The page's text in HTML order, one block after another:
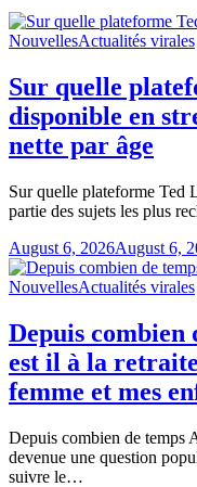
NouvellesActualités virales
Sur quelle
disponible en
nette par âge
Sur quelle plateforme Ted
partie des sujets les plus
August 6, 2026August 6,
NouvellesActualités virales
Depuis combien
est il à la
femme et mes
Depuis combien de temps
devenue une question
suivre le…